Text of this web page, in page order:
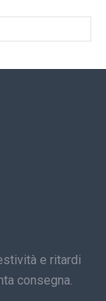
e ritardi
consegna.